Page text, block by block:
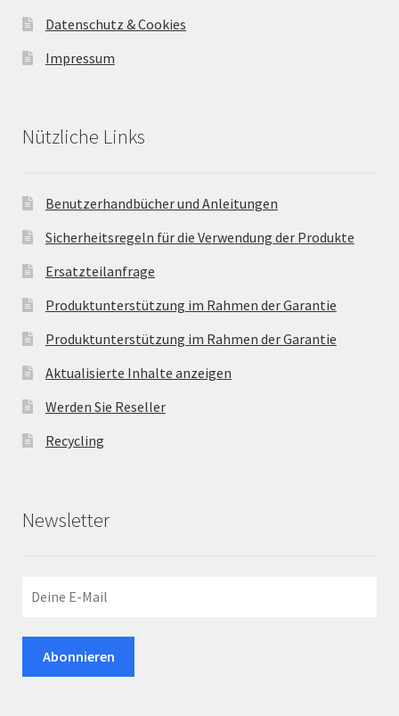
Datenschutz & Cookies
Impressum
Nützliche Links
Benutzerhandbücher und Anleitungen
Sicherheitsregeln für die Verwendung der Produkte
Ersatzteilanfrage
Produktunterstützung im Rahmen der Garantie
Produktunterstützung im Rahmen der Garantie
Aktualisierte Inhalte anzeigen
Werden Sie Reseller
Recycling
Newsletter